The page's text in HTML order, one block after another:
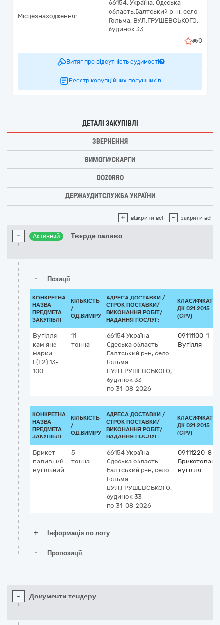
Місцезнаходження:
66154, Україна, Одеська
область,Балтський р-н, село
Гольма, ВУЛ.ГРУШЕВСЬКОГО,
будинок 33
0
Витяг про відсутність судимості
Реєстр корупційних порушників
ДЕТАЛІ ЗАКУПІВЛІ
ЗВЕРНЕННЯ
ВИМОГИ/СКАРГИ
DOZORRO
ДЕРЖАУДИТСЛУЖБА УКРАЇНИ
+ відкрити всі - закрити всі
- Активний Тверде паливо
- Позиції
КОНКРЕТНА
НАЗВА
ПРЕДМЕТА
ЗАКУПІВЛІ
КІЛЬКІСТЬ
/
ОД.ВИМІРУ
АДРЕСА ДОСТАВКИ /
СТРОК ПОСТАВКИ/
ВИКОНАННЯ РОБІТ/
НАДАННЯ ПОСЛУГ:
КЛАСИФІКАТОР
ДК 021:2015
(CPV)
Вугілля
кам’яне
марки
Г(Г2) 13-
100
11
тонна
66154 Україна
Одеська область
Балтський р-н, село
Гольма
ВУЛ.ГРУШЕВСЬКОГО,
будинок 33
по 31-08-2026
09111100-1
Вугілля
КОНКРЕТНА
НАЗВА
ПРЕДМЕТА
ЗАКУПІВЛІ
КІЛЬКІСТЬ
/
ОД.ВИМІРУ
АДРЕСА ДОСТАВКИ /
СТРОК ПОСТАВКИ/
ВИКОНАННЯ РОБІТ/
НАДАННЯ ПОСЛУГ:
КЛАСИФІКАТОР
ДК 021:2015
(CPV)
Брикет
паливний
вугільний
5
тонна
66154 Україна
Одеська область
Балтський р-н, село
Гольма
ВУЛ.ГРУШЕВСЬКОГО,
будинок 33
по 31-08-2026
09111220-8
Брикетоване
вугілля
+ Інформація по лоту
- Пропозиції
- Документи тендеру